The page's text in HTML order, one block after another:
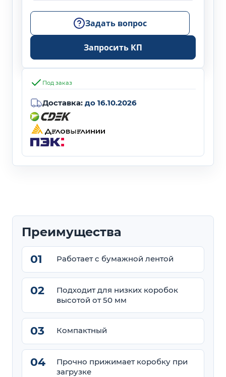
Задать вопрос
Запросить КП
Под заказ
Доставка: до 16.10.2026
Преимущества
Работает с бумажной лентой
Подходит для низких коробок
высотой от 50 мм
Компактный
Прочно прижимает коробку при
загрузке